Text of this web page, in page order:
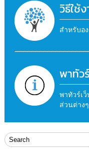
วิธีใช้
สำหรับอ
พาทัว
พาทัวร์เ
ส่วนต่าง